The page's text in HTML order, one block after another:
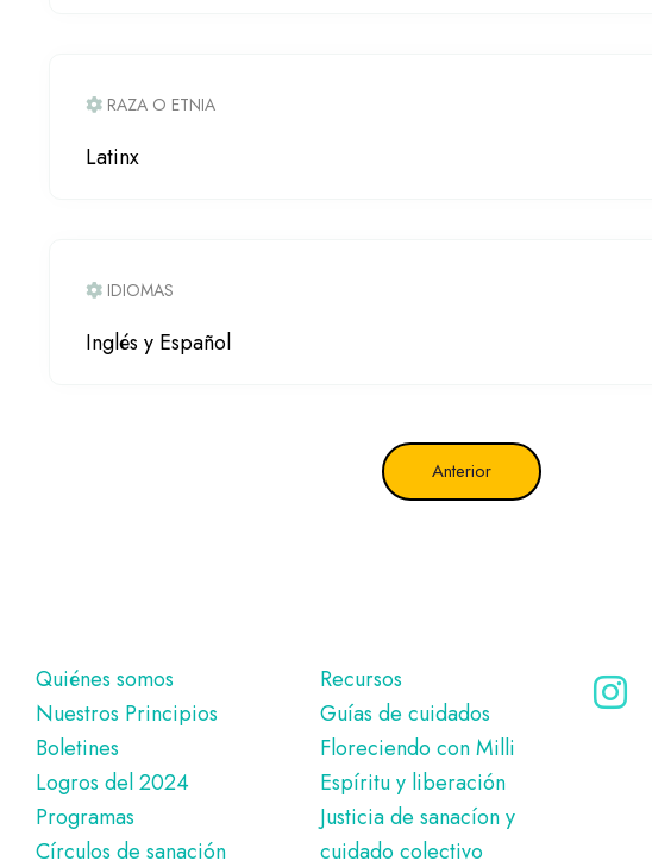
RAZA O ETNIA
Latinx
IDIOMAS
Inglés y Español
Anterior
Pie
de
página
Quiénes somos
Nuestros Principios
Boletines
Logros del 2024
Programas
Círculos de sanación
Recursos
Guías de cuidados
Floreciendo con Milli
Espíritu y liberación
Justicia de sanacíon y
cuidado colectivo